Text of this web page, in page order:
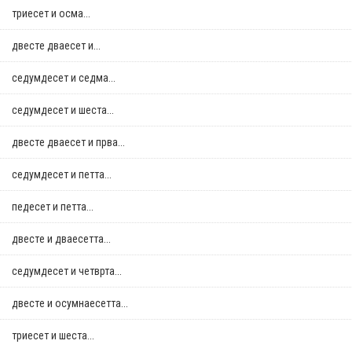
триесет и осма...
двестe дваесет и...
седумдесет и седма...
седумдесет и шеста...
двестe дваесет и прва...
седумдесет и петта...
педесет и петта...
двестe и дваесетта...
седумдесет и четврта...
двестe и осумнaесетта...
триесет и шеста...